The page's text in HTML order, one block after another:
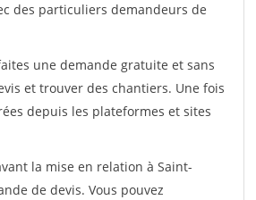
des particuliers demandeurs de
une demande gratuite et sans
et trouver des chantiers. Une fois
depuis les plateformes et sites
la mise en relation à Saint-
de devis. Vous pouvez